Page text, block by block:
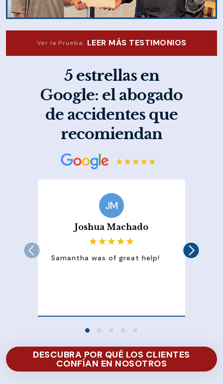
Ver la Prueba: LEER MÁS TESTIMONIOS
5 estrellas en
Google: el abogado
de accidentes que
recomiendan
JM
Joshua Machado
Samantha was of great help!
DESCUBRA POR QUÉ LOS CLIENTES
CONFÍAN EN NOSOTROS